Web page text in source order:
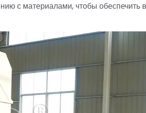
с материалами, чтобы обеспечить